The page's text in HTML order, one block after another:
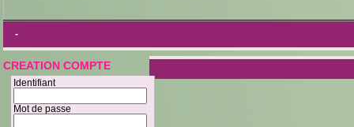
-
CREATION COMPTE
Identifiant
Mot de passe